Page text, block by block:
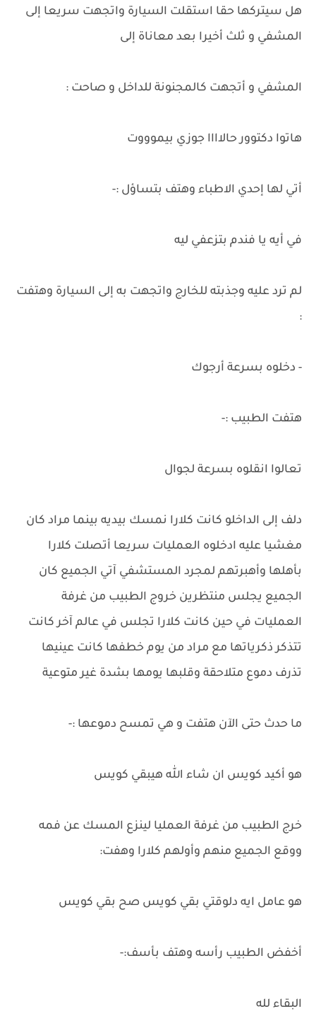
هل سيتركها حقا استقلت السيارة واتجهت سريعا إلى
المشفي و ثلث أخيرا بعد معاناة إلى
المشفي و أتجهت كالمجنونة للداخل و صاحت :
هاتوا دكتوور حالاااا جوزي بيموووت
أتي لها إحدي الاطباء وهتف بتساؤل :-
في أيه يا فندم بتزعفي ليه
لم ترد عليه وجذبته للخارج واتجهت به إلى السيارة وهتفت
:
- دخلوه بسرعة أرجوك
هتفت الطبيب :-
تعالوا انقلوه بسرعة لجوال
دلف إلى الداخلو كانت كلارا نمسك بيديه بينما مراد كان
مغشيا عليه ادخلوه العمليات سريعا أتصلت كلارا
بأهلها وأهبرتهم لمجرد المستشفي آتي الجميع كان
الجميع يجلس منتظرين خروج الطبيب من غرفة
العمليات في حين كانت كلارا تجلس في عالم آخر كانت
تتذكر ذكرياتها مع مراد من يوم خطفها كانت عينيها
تذرف دموع متلاحقة وقلبها يومها بشدة غير متوعية
ما حدث حتى الآن هتفت و هي تمسح دموعها :-
هو أكيد كويس ان شاء الله هيبقي كويس
خرج الطبيب من غرفة العمليا لينزع المسك عن فمه
ووقع الجميع منهم وأولهم كلارا وهفت:
هو عامل ايه دلوقتي بقي كويس صح بقي كويس
أخفض الطبيب رأسه وهتف بأسف:-
البقاء لله